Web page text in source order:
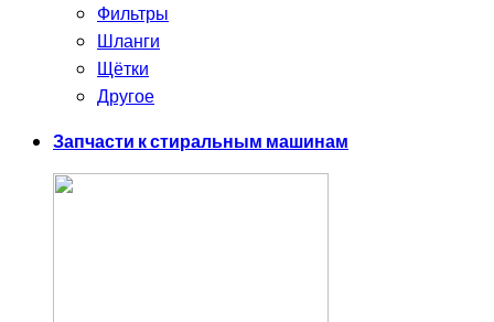
Фильтры
Шланги
Щётки
Другое
Запчасти к стиральным машинам